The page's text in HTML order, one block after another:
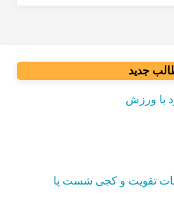
جدید
با ورزش
تقویت و کجی شست پا